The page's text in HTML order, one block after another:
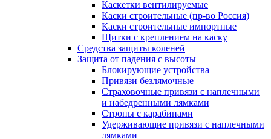
Каскетки вентилируемые
Каски строительные (пр-во Россия)
Каски строительные импортные
Щитки с креплением на каску
Средства защиты коленей
Защита от падения с высоты
Блокирующие устройства
Привязи безлямочные
Страховочные привязи с наплечными
и набедренными лямками
Стропы с карабинами
Удерживающие привязи с наплечными
лямками